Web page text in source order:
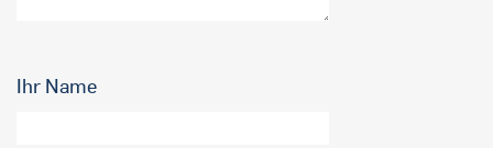
Ihr Name